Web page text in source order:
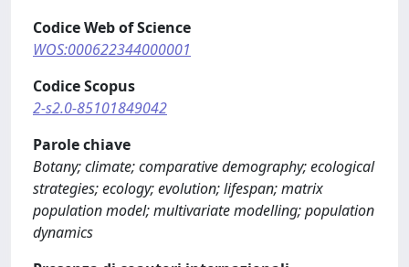
Codice Web of Science
WOS:000622344000001
Codice Scopus
2-s2.0-85101849042
Parole chiave
Botany; climate; comparative demography; ecological
strategies; ecology; evolution; lifespan; matrix
population model; multivariate modelling; population
dynamics